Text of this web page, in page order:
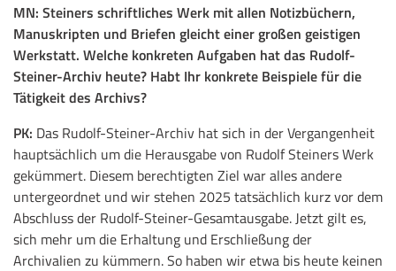
MN: Steiners schriftliches Werk mit allen Notizbüchern,
Manuskripten und Briefen gleicht einer großen geistigen
Werkstatt. Welche konkreten Aufgaben hat das Rudolf-
Steiner-Archiv heute? Habt Ihr konkrete Beispiele für die
Tätigkeit des Archivs?
PK: Das Rudolf-Steiner-Archiv hat sich in der Vergangenheit
hauptsächlich um die Herausgabe von Rudolf Steiners Werk
gekümmert. Diesem berechtigten Ziel war alles andere
untergeordnet und wir stehen 2025 tatsächlich kurz vor dem
Abschluss der Rudolf-Steiner-Gesamtausgabe. Jetzt gilt es,
sich mehr um die Erhaltung und Erschließung der
Archivalien zu kümmern. So haben wir etwa bis heute keinen